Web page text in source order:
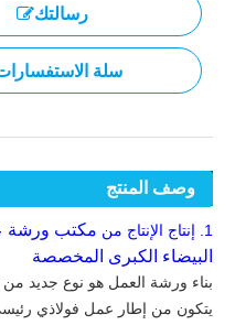
رسالتك
سلة
وصف المنتج
1. إنتاج الإنتاج من مكتب ورشة
البيضاء الكبرى المخصصة
بناء ورشة العمل هو نوع جديد من